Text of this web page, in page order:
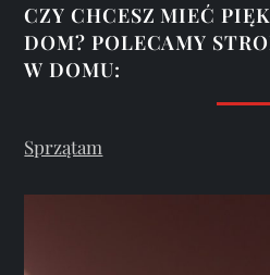
CZY CHCESZ MIEĆ
DOM? POLECAMY
W DOMU:
Sprzątam